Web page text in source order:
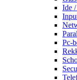
Ide
Pc-